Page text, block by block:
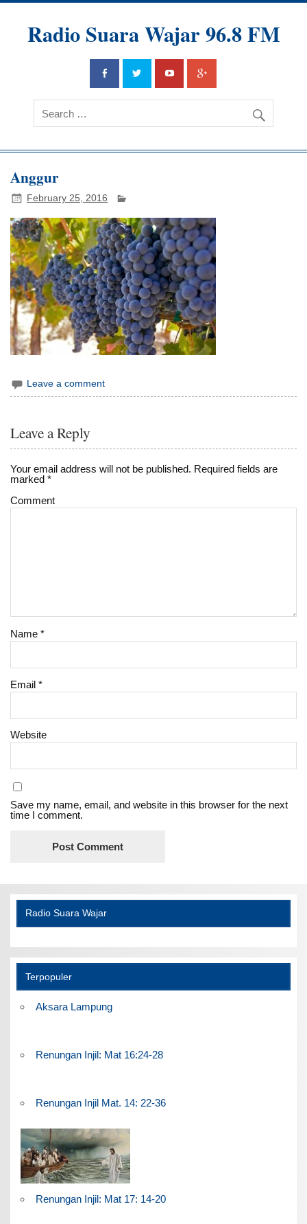
Radio Suara Wajar 96.8 FM
Anggur
February 25, 2016
Leave a comment
Leave a Reply
Your email address will not be published. Required fields are
marked*
Comment
Name*
Email*
Website
Save my name, email, and website in this browser for the next
time I comment.
Radio Suara Wajar
Terpopuler
Aksara Lampung
Renungan Injil: Mat 16:24-28
Renungan Injil Mat. 14: 22-36
Renungan Injil: Mat 17: 14-20